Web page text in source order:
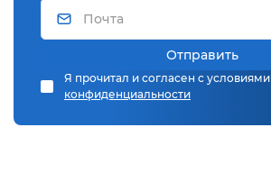
Отправить
Я прочитал и согласен с условиями
конфиденциальности